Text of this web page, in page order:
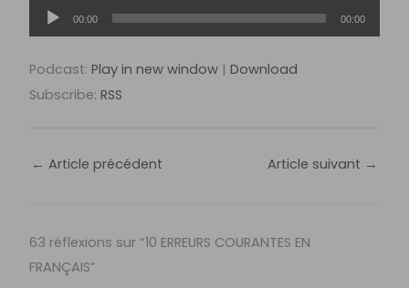
Lecteur
audio
00:00 00:00
Podcast:Play in new window |Download
Subscribe:RSS
← Article précédent Article suivant →
63 réflexions sur “10 ERREURS COURANTES EN
FRANÇAIS”